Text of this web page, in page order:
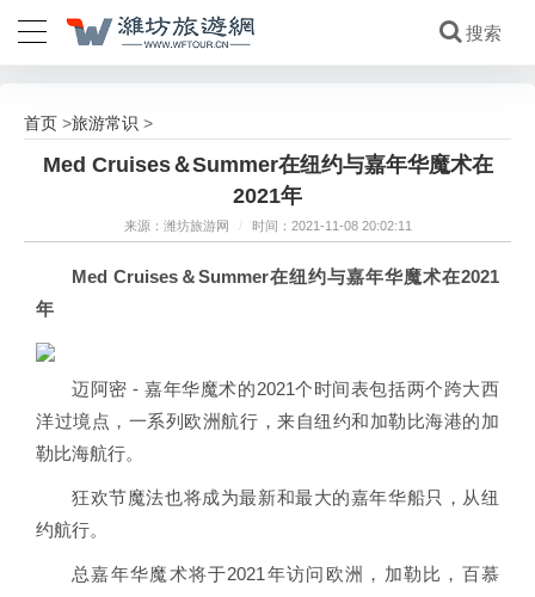
首页 >旅游常识 >
Med Cruises＆Summer在纽约与嘉年华魔术在
2021年
来源：潍坊旅游网 / 时间：2021-11-08 20:02:11
Med Cruises＆Summer在纽约与嘉年华魔术在2021
年
迈阿密 - 嘉年华魔术的2021个时间表包括两个跨大西
洋过境点，一系列欧洲航行，来自纽约和加勒比海港的加
勒比海航行。
狂欢节魔法也将成为最新和最大的嘉年华船只，从纽
约航行。
总嘉年华魔术将于2021年访问欧洲，加勒比，百慕